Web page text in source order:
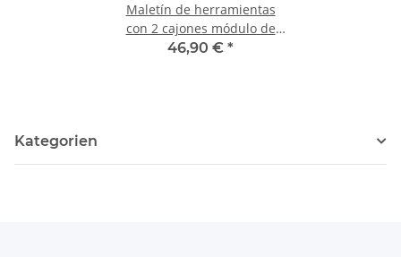
Maletín de herramientas
con 2 cajones módulo de
expansión rojo
46,90 € *
Kategorien